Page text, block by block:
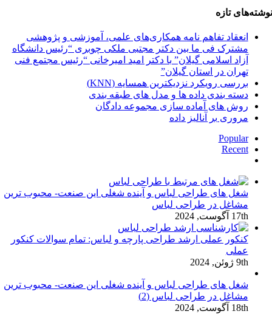
نوشته‌های تازه
انعقاد تفاهم نامه همکاری‌های علمی، آموزشی و پژوهشی
مشترک فی ما بین دکتر مجتبی ملکی چوبری “رئیس دانشگاه
آزاد اسلامی گیلان” با دکتر امید امیرخانی “رئیس مجتمع فنی
تهران در استان گیلان”
بررسی رویکرد نزدیکترین همسایه (KNN)
دسته‌ بندی داده‌ ها و مدل‌ های طبقه‌ بندی
روش های آماده سازی مجموعه دادگان
مروری بر آنالیز داده
Popular
Recent
شغل های طراحی لباس و آینده شغلی این صنعت- محبوب ترین
مشاغل در طراحی لباس
17th آگوست, 2024
کنکور عملی ارشد طراحی پارچه و لباس: تمام سوالات کنکور
عملی
9th ژوئن, 2024
شغل های طراحی لباس و آینده شغلی این صنعت- محبوب ترین
مشاغل در طراحی لباس (2)
18th آگوست, 2024